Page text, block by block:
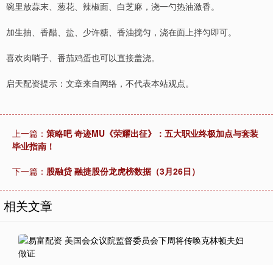
碗里放蒜末、葱花、辣椒面、白芝麻，浇一勺热油激香。
加生抽、香醋、盐、少许糖、香油搅匀，浇在面上拌匀即可。
喜欢肉哨子、番茄鸡蛋也可以直接盖浇。
启天配资提示：文章来自网络，不代表本站观点。
上一篇： 策略吧 奇迹MU《荣耀出征》：五大职业终极加点与套装
毕业指南！
下一篇： 股融贷 融捷股份龙虎榜数据（3月26日）
相关文章